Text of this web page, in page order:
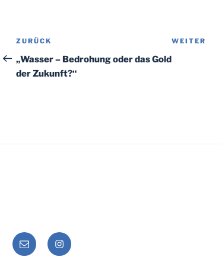
Beitragsnavigation
Vorheriger
Beitrag
ZURÜCK
„Wasser – Bedrohung oder das Gold
der Zukunft?“
WEITER
E-
Mail
Instagram